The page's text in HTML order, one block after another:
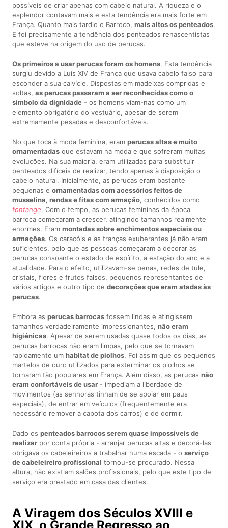
possíveis de criar apenas com cabelo natural. A riqueza e o
esplendor contavam mais e esta tendência era mais forte em
França. Quanto mais tardio o Barroco,mais altos os penteados.
E foi precisamente a tendência dos penteados renascentistas
que esteve na origem do uso de perucas.
Os primeiros a usar perucas foram os homens. Esta tendência
surgiu devido a Luís XIV de França que usava cabelo falso para
esconder a sua calvície. Dispostas em madeixas compridas e
soltas,as perucas passaram a ser reconhecidas como o
símbolo da dignidade - os homens viam-nas como um
elemento obrigatório do vestuário, apesar de serem
extremamente pesadas e desconfortáveis.
No que toca à moda feminina, eramperucas altas e muito
ornamentadas que estavam na moda e que sofreram muitas
evoluções. Na sua maioria, eram utilizadas para substituir
penteados difíceis de realizar, tendo apenas à disposição o
cabelo natural. Inicialmente, as perucas eram bastante
pequenas eornamentadas com acessórios feitos de
musselina, rendas e fitas com armação, conhecidos como
fontange. Com o tempo, as perucas femininas da época
barroca começaram a crescer, atingindo tamanhos realmente
enormes. Erammontadas sobre enchimentos especiais ou
armações. Os caracóis e as tranças exuberantes já não eram
suficientes, pelo que as pessoas começaram a decorar as
perucas consoante o estado de espírito, a estação do ano e a
atualidade. Para o efeito, utilizavam-se penas, redes de tule,
cristais, flores e frutos falsos, pequenos representantes de
vários artigos e outro tipo dedecorações que eram atadas às
perucas.
Embora asperucas barrocas fossem lindas e atingissem
tamanhos verdadeiramente impressionantes,não eram
higiénicas. Apesar de serem usadas quase todos os dias, as
perucas barrocas não eram limpas, pelo que se tornavam
rapidamente umhabitat de piolhos. Foi assim que os pequenos
martelos de ouro utilizados para exterminar os piolhos se
tornaram tão populares em França. Além disso, as perucasnão
eram confortáveis de usar - impediam a liberdade de
movimentos (as senhoras tinham de se apoiar em paus
especiais), de entrar em veículos (frequentemente era
necessário remover a capota dos carros) e de dormir.
Dado ospenteados barrocos serem quase impossíveis de
realizar por conta própria - arranjar perucas altas e decorá-las
obrigava os cabeleireiros a trabalhar numa escada - oserviço
de cabeleireiro profissional tornou-se procurado. Nessa
altura, não existiam salões profissionais, pelo que este tipo de
serviço era prestado em casa das clientes.
A Viragem dos Séculos XVIII e
XIX, o Grande Regresso ao